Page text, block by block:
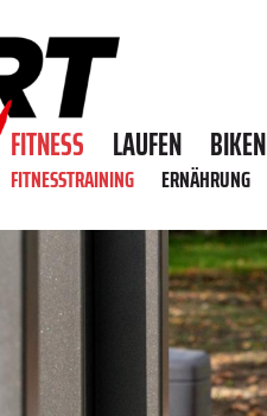
FITNESS LAUFEN BIKEN
FITNESSTRAINING ERNÄHRUNG